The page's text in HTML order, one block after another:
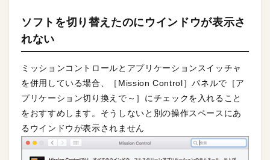
ソフトを切り替えたのにウインドウが表示さ
れない
ミッションコントロールとアプリケーションスイッチャ
を併用している場合、［Mission Control］パネルで［ア
プリケーション切り換えで～］にチェックを入れること
をおすすめします。そうしないと別の操作スペースにあ
るウインドウが表示されません